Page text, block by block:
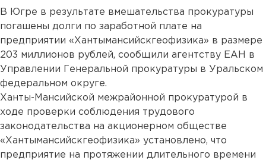
В Югре в результате вмешательства прокуратуры
погашены долги по заработной плате на
предприятии «Хантымансийскгеофизика» в размере
203 миллионов рублей, сообщили агентству ЕАН в
Управлении Генеральной прокуратуры в Уральском
федеральном округе.
Ханты-Мансийской межрайонной прокуратурой в
ходе проверки соблюдения трудового
законодательства на акционерном обществе
«Хантымансийскгеофизика» установлено, что
предприятие на протяжении длительного времени